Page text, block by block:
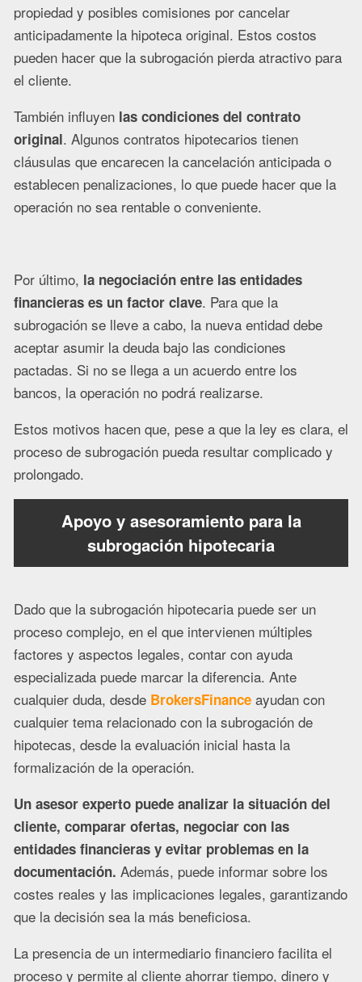
propiedad y posibles comisiones por cancelar
anticipadamente la hipoteca original. Estos costos
pueden hacer que la subrogación pierda atractivo para
el cliente.
También influyen las condiciones del contrato
original. Algunos contratos hipotecarios tienen
cláusulas que encarecen la cancelación anticipada o
establecen penalizaciones, lo que puede hacer que la
operación no sea rentable o conveniente.
Por último, la negociación entre las entidades
financieras es un factor clave. Para que la
subrogación se lleve a cabo, la nueva entidad debe
aceptar asumir la deuda bajo las condiciones
pactadas. Si no se llega a un acuerdo entre los
bancos, la operación no podrá realizarse.
Estos motivos hacen que, pese a que la ley es clara, el
proceso de subrogación pueda resultar complicado y
prolongado.
Apoyo y asesoramiento para la
subrogación hipotecaria
Dado que la subrogación hipotecaria puede ser un
proceso complejo, en el que intervienen múltiples
factores y aspectos legales, contar con ayuda
especializada puede marcar la diferencia. Ante
cualquier duda, desde BrokersFinance ayudan con
cualquier tema relacionado con la subrogación de
hipotecas, desde la evaluación inicial hasta la
formalización de la operación.
Un asesor experto puede analizar la situación del
cliente, comparar ofertas, negociar con las
entidades financieras y evitar problemas en la
documentación. Además, puede informar sobre los
costes reales y las implicaciones legales, garantizando
que la decisión sea la más beneficiosa.
La presencia de un intermediario financiero facilita el
proceso y permite al cliente ahorrar tiempo, dinero y